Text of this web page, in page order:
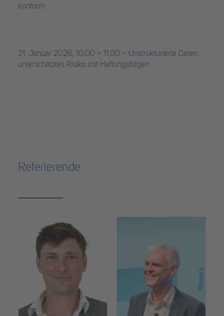
konform
21. Januar 2026, 10.00 – 11.00 – Unstrukturierte Daten:
unterschätztes Risiko mit Haftungsfolgen
Referierende